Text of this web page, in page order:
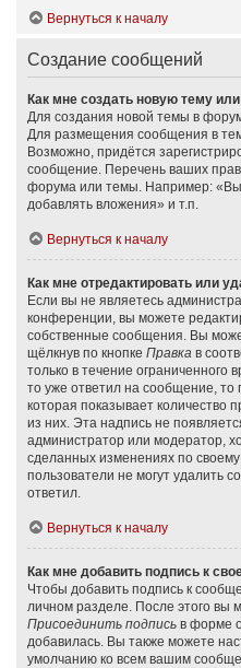
Вернуться к началу
Создание сообщений
Как мне создать новую тему
Для создания новой темы в
Для размещения сообщения в
Возможно, придётся
сообщение. Перечень ваших
форума или темы. Например:
добавлять вложения» и т.п.
Вернуться к началу
Как мне отредактировать или
Если вы не являетесь
конференции, вы можете
собственные сообщения. Вы
щёлкнув по кнопке Правка в
только в течение ограниченного
то уже ответил на сообщение,
которая показывает количество
из них. Эта надпись не
администратор или модератор,
сделанных изменениях по
пользователи не могут удалить
ответил.
Вернуться к началу
Как мне добавить подпись к
Чтобы добавить подпись к
личном разделе. После этого вы
Присоединить подпись в форме
добавилась. Вы также можете
умолчанию ко всем вашим